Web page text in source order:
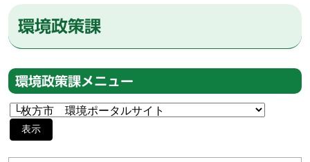
環境政策課
環境政策課メニュー
表示